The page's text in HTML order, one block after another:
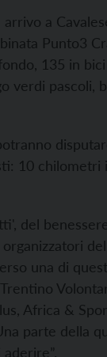
a
Punto3
135 in
verdi pascoli,
10 chilometri
del
una di
Africa &
parte della